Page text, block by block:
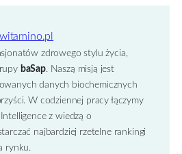
zdrowego stylu życia,
baSap. Naszą misją jest
danych biochemicznych
W codziennej pracy łączymy
z wiedzą o
najbardziej rzetelne rankingi
rynku.